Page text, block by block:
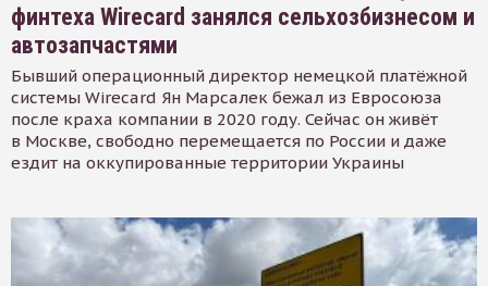
финтеха Wirecard занялся сельхозбизнесом и
автозапчастями
Бывший операционный директор немецкой платёжной
системы Wirecard Ян Марсалек бежал из Евросоюза
после краха компании в 2020 году. Сейчас он живёт
в Москве, свободно перемещается по России и даже
ездит на оккупированные территории Украины